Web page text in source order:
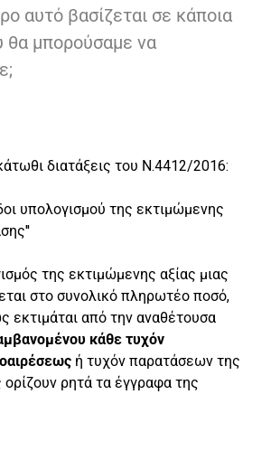
αυτό βασίζεται σε κάποια
θα μπορούσαμε να
διατάξεις του Ν.4412/2016:
υπολογισμού της εκτιμώμενης
της εκτιμώμενης αξίας μιας
στο συνολικό πληρωτέο ποσό,
από την αναθέτουσα
κάθε τυχόν
ή τυχόν παρατάσεων της
ρητά τα έγγραφα της